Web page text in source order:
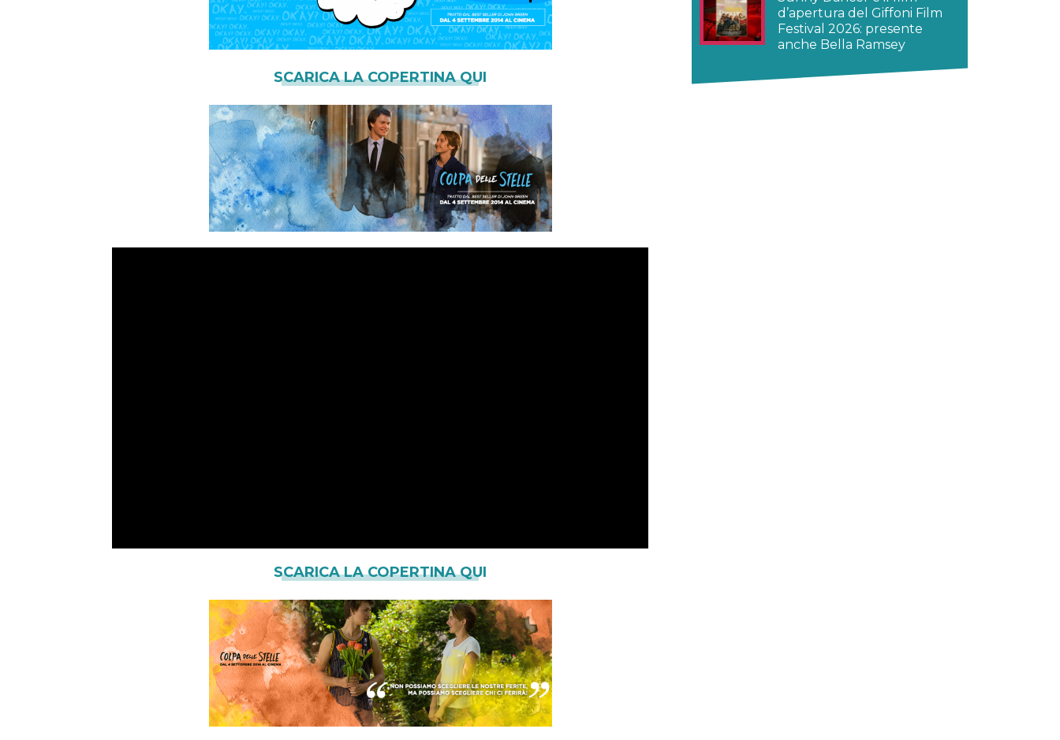
SCARICA LA COPERTINA QUI
SCARICA LA COPERTINA QUI
d’apertura del Giffoni Film
Festival 2026: presente
anche Bella Ramsey